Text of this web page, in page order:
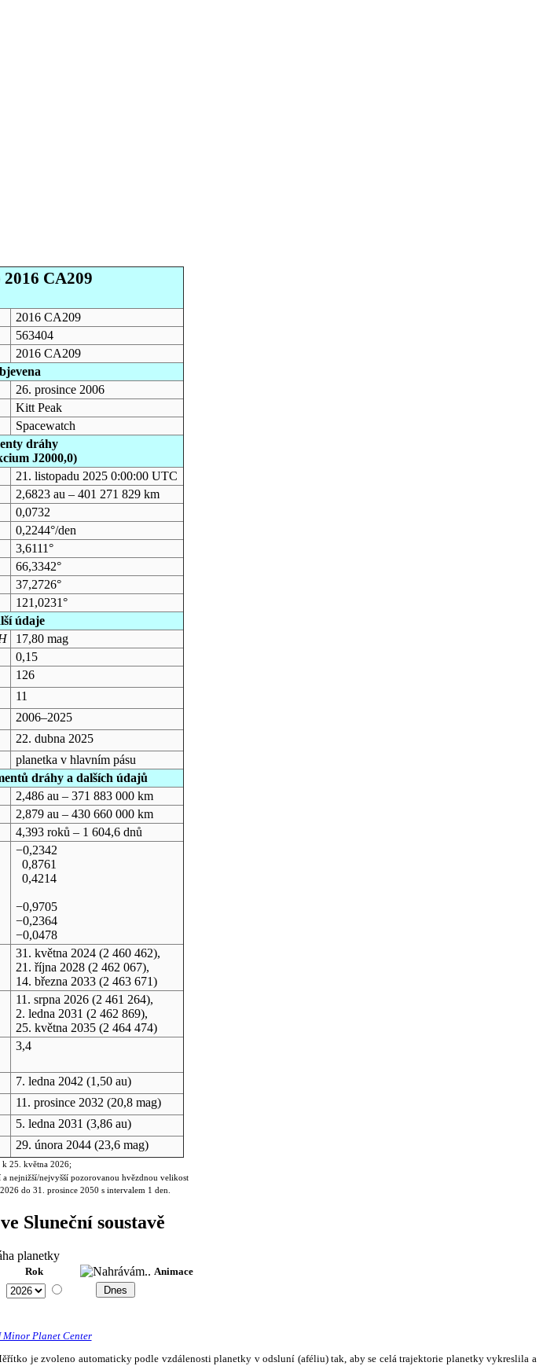
2016 CA209
2016 CA209
563404
2016 CA209
26. prosince 2006
Kitt Peak
Spacewatch
dráhy
J2000,0)
21. listopadu 2025 0:00:00 UTC
2,6823 au – 401 271 829 km
0,0732
0,2244°/den
3,6111°
66,3342°
37,2726°
121,0231°
údaje
17,80 mag
0,15
126
11
2006–2025
22. dubna 2025
planetka v hlavním pásu
dráhy a dalších údajů
2,486 au – 371 883 000 km
2,879 au – 430 660 000 km
4,393 roků – 1 604,6 dnů
−0,2342
0,8761
0,4214
−0,9705
−0,2364
−0,0478
31. května 2024(2 460 462),
21. října 2028(2 462 067),
14. března 2033(2 463 671)
11. srpna 2026(2 461 264),
2. ledna 2031 (2 462 869),
25. května 2035(2 464 474)
3,4
7. ledna 2042 (1,50 au)
11. prosince 2032 (20,8 mag)
5. ledna 2031 (3,86 au)
29. února 2044(23,6 mag)
25. května 2026;
nejnižší/nejvyšší pozorovanou hvězdnou velikost
do 31. prosince 2050 s intervalem 1 den.
Sluneční soustavě
Rok Animace
Minor Planet Center
je zvoleno automaticky podle vzdálenosti planetky v odsluní (aféliu) tak, aby se celá trajektorie planetky vykreslila a